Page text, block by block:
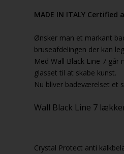
MADE IN ITALY Certified
Ønsker man et markant
bruseafdelingen der kan
Med Wall Black Line 7
glasset til at skabe kunst.
Nu bliver badeværelset et
Wall Black Line 7
Crystal Protect anti